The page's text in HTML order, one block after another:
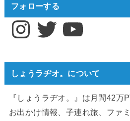
フォローする
InstagramTwitter YouTube
しょうラヂオ。について
『しょうラヂオ。』は月間42万
お出かけ情報、子連れ旅、ファ